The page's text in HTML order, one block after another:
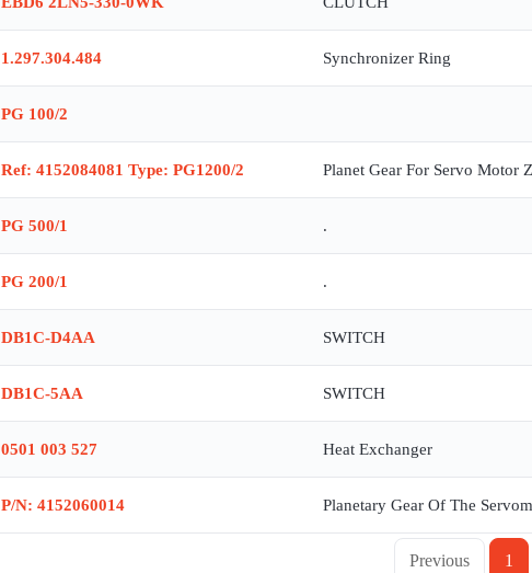
1.297.304.484 Synchronizer Ring
PG 100/2
Ref: 4152084081 Type: PG1200/2 Planet Gear For Servo Motor
PG 500/1 .
PG 200/1 .
DB1C-D4AA SWITCH
DB1C-5AA SWITCH
0501 003 527 Heat Exchanger
P/N: 4152060014 Planetary Gear Of The
Previous 1